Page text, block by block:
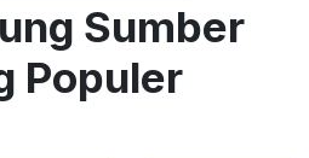
Sumber
Populer